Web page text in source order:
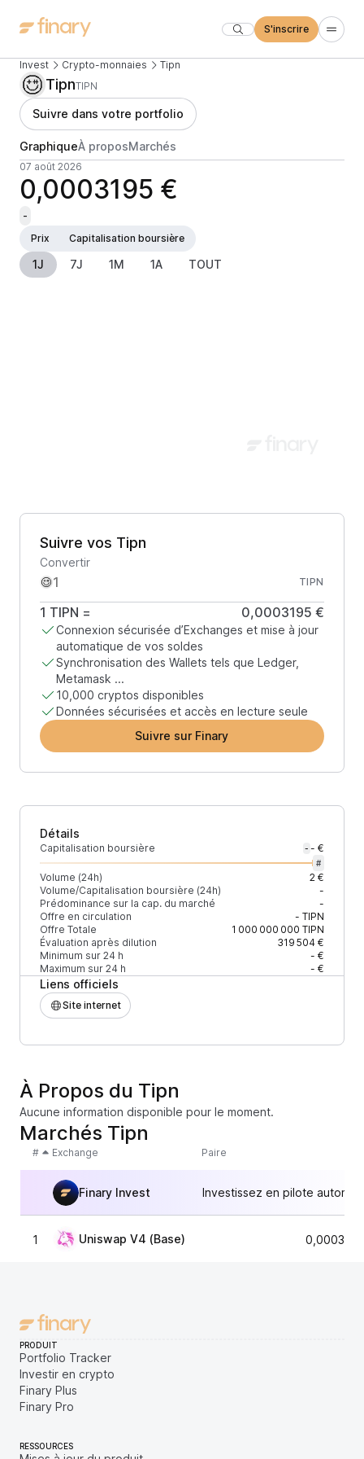
S'inscrire
Invest Crypto-monnaies Tipn
TipnTIPN
Suivre dans votre portfolio
GraphiqueÀ proposMarchés
07 août 2026
0,0003195 €
-
Prix
Capitalisation boursière
1J 7J 1M 1A TOUT
Suivre vos Tipn
Convertir
TIPN
1 TIPN = 0,0003195 €
Connexion sécurisée d’Exchanges et mise à jour
automatique de vos soldes
Synchronisation des Wallets tels que Ledger,
Metamask ...
10,000 cryptos disponibles
Données sécurisées et accès en lecture seule
Suivre sur Finary
Détails
Capitalisation boursière - - €
#
Volume (24h)
2 €
Volume/Capitalisation boursière (24h)
-
Prédominance sur la cap. du marché
-
Offre en circulation
- TIPN
Offre Totale
1 000 000 000 TIPN
Évaluation après dilution
319 504 €
Minimum sur 24 h
- €
Maximum sur 24 h
- €
Liens officiels
Site internet
À Propos du Tipn
Aucune information disponible pour le moment.
Marchés Tipn
# Exchange Paire
Finary Invest Investissez en pilote
1 Uniswap V4 (Base)
PRODUIT
Portfolio Tracker
Investir en crypto
Finary Plus
Finary Pro
RESSOURCES